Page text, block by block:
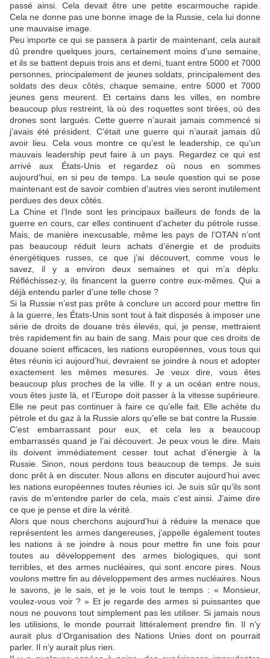
passé ainsi. Cela devait être une petite escarmouche rapide.
Cela ne donne pas une bonne image de la Russie, cela lui donne
une mauvaise image.
Peu importe ce qui se passera à partir de maintenant, cela aurait
dû prendre quelques jours, certainement moins d’une semaine,
et ils se battent depuis trois ans et demi, tuant entre 5000 et 7000
personnes, principalement de jeunes soldats, principalement des
soldats des deux côtés, chaque semaine, entre 5000 et 7000
jeunes gens meurent. Et certains dans les villes, en nombre
beaucoup plus restreint, là où des roquettes sont tirées, où des
drones sont largués. Cette guerre n’aurait jamais commencé si
j’avais été président. C’était une guerre qui n’aurait jamais dû
avoir lieu. Cela vous montre ce qu’est le leadership, ce qu’un
mauvais leadership peut faire à un pays. Regardez ce qui est
arrivé aux États-Unis et regardez où nous en sommes
aujourd’hui, en si peu de temps. La seule question qui se pose
maintenant est de savoir combien d’autres vies seront inutilement
perdues des deux côtés.
La Chine et l’Inde sont les principaux bailleurs de fonds de la
guerre en cours, car elles continuent d’acheter du pétrole russe.
Mais, de manière inexcusable, même les pays de l’OTAN n’ont
pas beaucoup réduit leurs achats d’énergie et de produits
énergétiques russes, ce que j’ai découvert, comme vous le
savez, il y a environ deux semaines et qui m’a déplu.
Réfléchissez-y, ils financent la guerre contre eux-mêmes. Qui a
déjà entendu parler d’une telle chose ?
Si la Russie n’est pas prête à conclure un accord pour mettre fin
à la guerre, les États-Unis sont tout à fait disposés à imposer une
série de droits de douane très élevés, qui, je pense, mettraient
très rapidement fin au bain de sang. Mais pour que ces droits de
douane soient efficaces, les nations européennes, vous tous qui
êtes réunis ici aujourd’hui, devraient se joindre à nous et adopter
exactement les mêmes mesures. Je veux dire, vous êtes
beaucoup plus proches de la ville. Il y a un océan entre nous,
vous êtes juste là, et l’Europe doit passer à la vitesse supérieure.
Elle ne peut pas continuer à faire ce qu’elle fait. Elle achète du
pétrole et du gaz à la Russie alors qu’elle se bat contre la Russie.
C’est embarrassant pour eux, et cela les a beaucoup
embarrassés quand je l’ai découvert. Je peux vous le dire. Mais
ils doivent immédiatement cesser tout achat d’énergie à la
Russie. Sinon, nous perdons tous beaucoup de temps. Je suis
donc prêt à en discuter. Nous allons en discuter aujourd’hui avec
les nations européennes toutes réunies ici. Je suis sûr qu’ils sont
ravis de m’entendre parler de cela, mais c’est ainsi. J’aime dire
ce que je pense et dire la vérité.
Alors que nous cherchons aujourd’hui à réduire la menace que
représentent les armes dangereuses, j’appelle également toutes
les nations à se joindre à nous pour mettre fin une fois pour
toutes au développement des armes biologiques, qui sont
terribles, et des armes nucléaires, qui sont encore pires. Nous
voulons mettre fin au développement des armes nucléaires. Nous
le savons, je le sais, et je le vois tout le temps : « Monsieur,
voulez-vous voir ? » Et je regarde des armes si puissantes que
nous ne pouvons tout simplement pas les utiliser. Si jamais nous
les utilisions, le monde pourrait littéralement prendre fin. Il n’y
aurait plus d’Organisation des Nations Unies dont on pourrait
parler. Il n’y aurait plus rien.